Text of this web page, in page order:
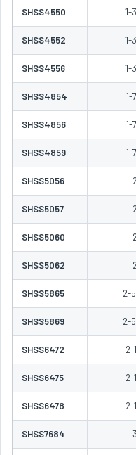
SHSS4550 1-
SHSS4552 1-
SHSS4556 1-
SHSS4854 1-
SHSS4856 1-
SHSS4859 1-
SHSS5056
SHSS5057
SHSS5060
SHSS5062
SHSS5865 2-
SHSS5869 2-
SHSS6472 2-
SHSS6475 2-
SHSS6478 2-
SHSS7684